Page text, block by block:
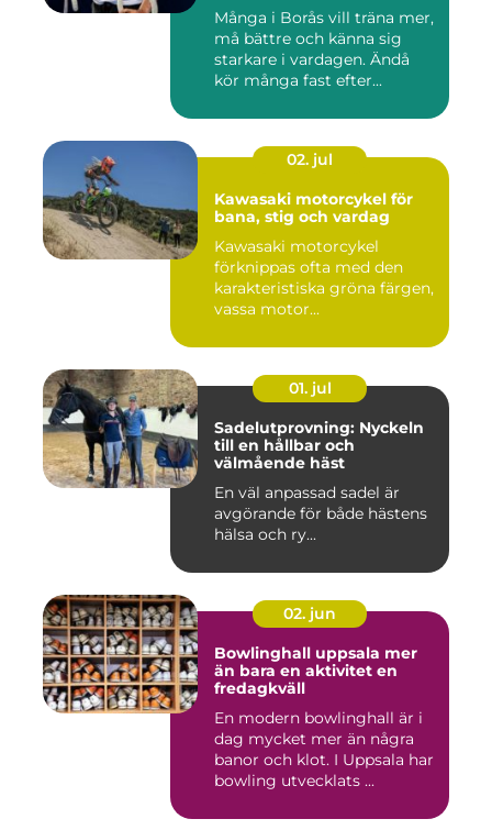
Många i Borås vill träna mer,
må bättre och känna sig
starkare i vardagen. Ändå
kör många fast efter...
02. jul
Kawasaki motorcykel för
bana, stig och vardag
Kawasaki motorcykel
förknippas ofta med den
karakteristiska gröna färgen,
vassa motor...
01. jul
Sadelutprovning: Nyckeln
till en hållbar och
välmående häst
En väl anpassad sadel är
avgörande för både hästens
hälsa och ry...
02. jun
Bowlinghall uppsala mer
än bara en aktivitet en
fredagkväll
En modern bowlinghall är i
dag mycket mer än några
banor och klot. I Uppsala har
bowling utvecklats ...